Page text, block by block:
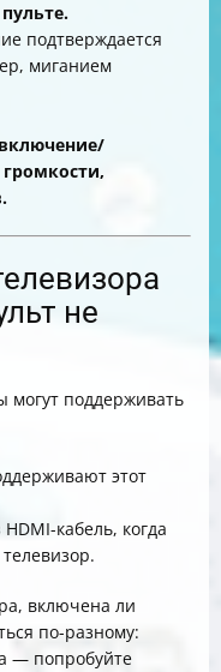
подтверждается
миганием
не
могут поддерживать
этот
кабель, когда
включена ли
по-разному:
— попробуйте